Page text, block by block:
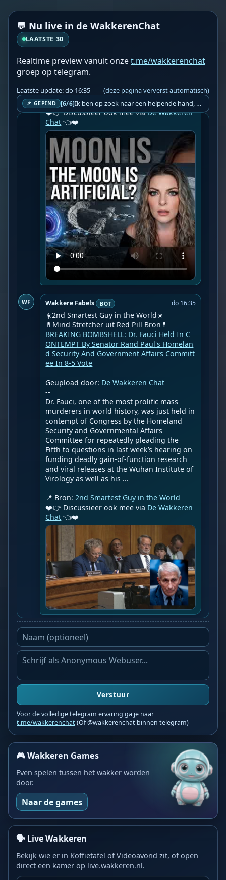
💬 Nu live in de WakkerenChat
LAATSTE 30
Realtime preview vanuit onzet.me/wakkerenchat
groep op telegram.
Laatste update: do 16:35 (deze pagina ververst automatisch)
📌 GEPIND [6/6] Ik ben op zoek naar een helpende hand, een menselijk oog, een admin die helpt met controleren of de chat wel correct word gemodereerd word door NoMoSpam. 98% gaat automatisch goed, toch ik dit nooit helemaal loslaten en moet er altijd een mens mee blijven opletten bij elke beslissing die gemaakt word. Waar bestaan de werkzaamheden uit? Mee kijken in admin log kanaal naar alle drugs/porno/scams die voorbij komen en in het geval van een randgevalletje, ingrijpen en b.v. een verwijderd maar wel toegestaan bericht terug plaatsen met een druk op de knop. tsja zo banaal en simpel is het gesteld.. Word je hier blij van? Nee. Strookt het je ego? Nee. Word je er beter van? Nee. Kost het veel tijd? Totaal niet, consistentie en regelmaat is belangrijker dan 'er even voor kunnen gaan zitten'.. het werk is in een paar seconden gepiept.. je checkt puur of AI de juiste beslissing heeft gemaakt.. …
--
Giant craft filmed racing across the Moon.
Discs and rings 15 to 25 miles wide.
gravity. Ukrainian astronomers captured
over 20 of them in 2025. Official story says
📍 Bron: Video Wakkeren
❤️👉 Discussieer ook mee via De Wakkeren
Chat 👈❤️
WF Wakkere Fabels BOT do 16:35
☀️2nd Smartest Guy in the World☀️
BREAKING BOMBSHELL: Dr. Fauci Held In C
ONTEMPT By Senator Rand Paul's Homelan
d Security And Government Affairs Committ
ee In 8-5 Vote
Geupload door: De Wakkeren Chat
--
Dr. Fauci, one of the most prolific mass
murderers in world history, was just held in
contempt of Congress by the Homeland
Security and Governmental Affairs
Committee for repeatedly pleading the
Fifth to questions in last week’s hearing on
funding deadly gain-of-function research
and viral releases at the Wuhan Institute of
Virology as well as his ...
📍 Bron: 2nd Smartest Guy in the World
❤️👉 Discussieer ook mee via De Wakkeren
Chat 👈❤️
Verstuur
Voor de volledige telegram ervaring ga je naar
t.me/wakkerenchat(Of @wakkerenchat binnen telegram)
🎮 Wakkeren Games
Even spelen tussen het wakker worden
door.
Naar de games
🗣️ Live Wakkeren
Bekijk wie er in Koffietafel of Videoavond zit, of open
direct een kamer op live.wakkeren.nl.